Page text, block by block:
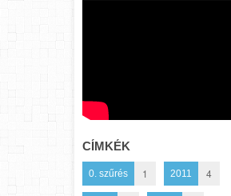
CÍMKÉK
0. szűrés 1 2011 4